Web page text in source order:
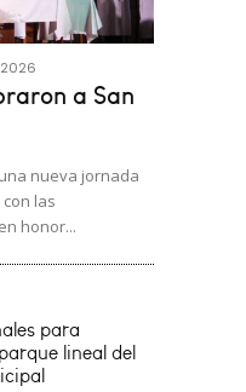
a San
nueva jornada
las
honor...
para
lineal del